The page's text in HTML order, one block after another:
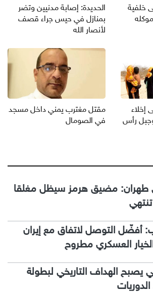
خلفية
الحديدة: إصابة مدنيين وتضر
بمنازل في حيس جراء قصف
لأنصار الله
إخلاء
رأس
مقتل مغترب يمني داخل مسجد
في الصومال
طهران: مضيق هرمز سيظل مغلقا
أفضّل التوصل لاتفاق مع إيران
العسكري مطروح
يصبح الهداف التاريخي لبطولة